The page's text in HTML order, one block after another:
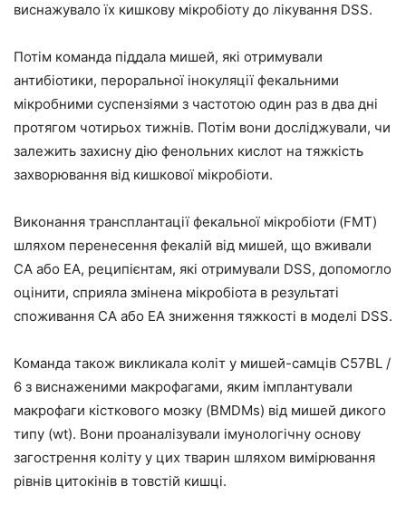
виснажувало їх кишкову мікробіоту до лікування DSS.
Потім команда піддала мишей, які отримували
антибіотики, пероральної інокуляції фекальними
мікробними суспензіями з частотою один раз в два дні
протягом чотирьох тижнів. Потім вони досліджували, чи
залежить захисну дію фенольних кислот на тяжкість
захворювання від кишкової мікробіоти.
Виконання трансплантації фекальної мікробіоти (FMT)
шляхом перенесення фекалій від мишей, що вживали
CA або EA, реципієнтам, які отримували DSS, допомогло
оцінити, сприяла змінена мікробіота в результаті
споживання CA або EA зниження тяжкості в моделі DSS.
Команда також викликала коліт у мишей-самців C57BL /
6 з виснаженими макрофагами, яким імплантували
макрофаги кісткового мозку (BMDMs) від мишей дикого
типу (wt). Вони проаналізували імунологічну основу
загострення коліту у цих тварин шляхом вимірювання
рівнів цитокінів в товстій кишці.